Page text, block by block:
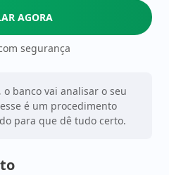
AGORA
segurança
banco vai analisar o seu
é um procedimento
para que dê tudo certo.